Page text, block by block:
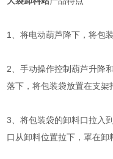
1、将电动葫芦降下，将包
2、手动操作控制葫芦升降
落下，将包装袋放置在支
3、将包装袋的卸料口拉入
口从卸料位置拉下，罩在